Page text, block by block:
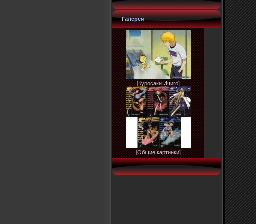
Галерея
[Куросаки Ичиго]
[Общие картинки]